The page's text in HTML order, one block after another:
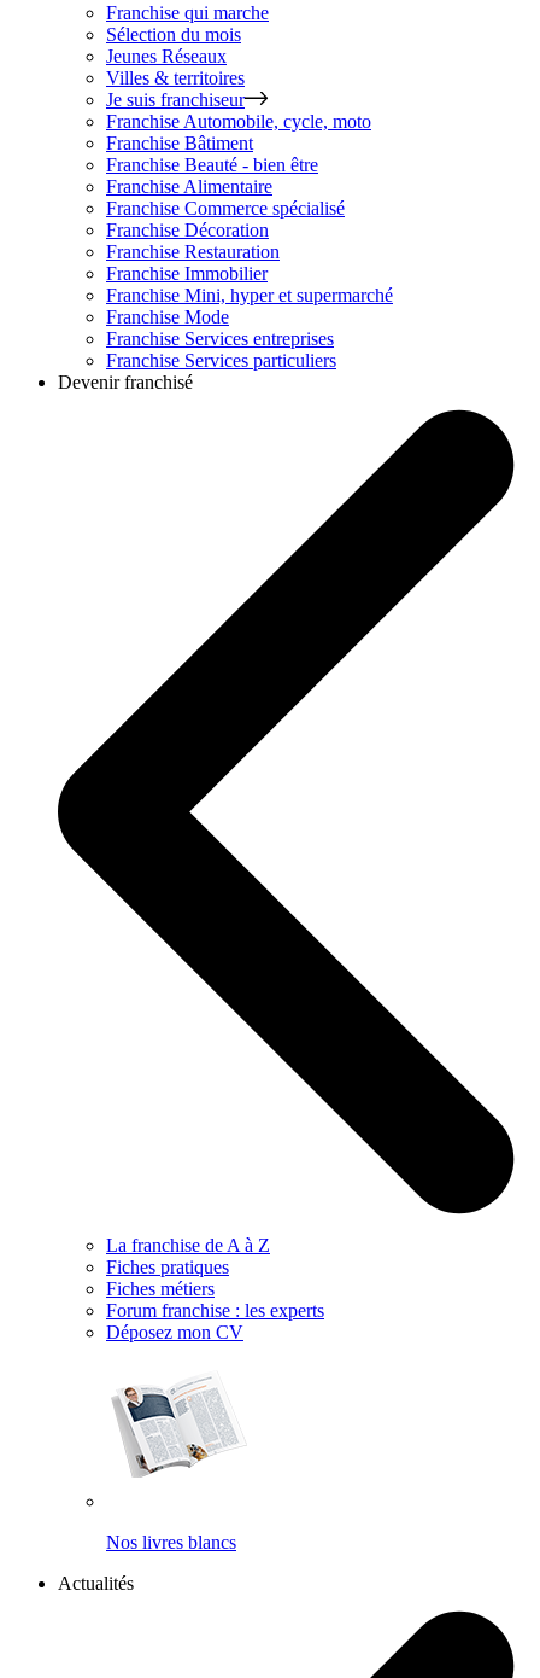
Franchise qui marche
Sélection du mois
Jeunes Réseaux
Villes & territoires
Je suis franchiseur
Franchise Automobile, cycle, moto
Franchise Bâtiment
Franchise Beauté - bien être
Franchise Alimentaire
Franchise Commerce spécialisé
Franchise Décoration
Franchise Restauration
Franchise Immobilier
Franchise Mini, hyper et supermarché
Franchise Mode
Franchise Services entreprises
Franchise Services particuliers
Devenir franchisé
La franchise de A à Z
Fiches pratiques
Fiches métiers
Forum franchise : les experts
Déposez mon CV
Nos livres blancs
Actualités